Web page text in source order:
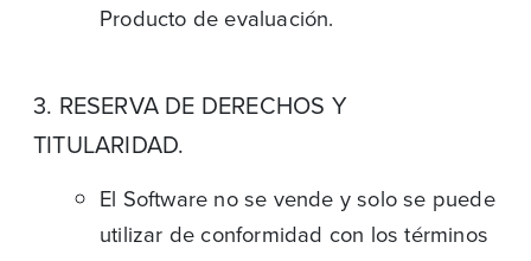
Producto de evaluación.
3. RESERVA DE DERECHOS Y
TITULARIDAD.
El Software no se vende y solo se puede
utilizar de conformidad con los términos